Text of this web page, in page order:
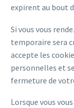
expirent au bout
Si vous vous
temporaire sera
accepte les
personnelles et
fermeture de
Lorsque vous